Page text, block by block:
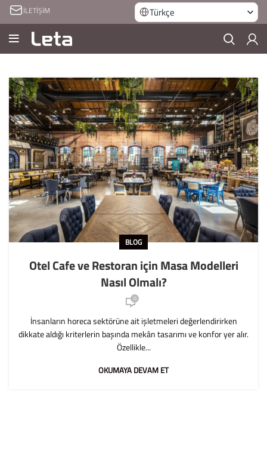
İLETİŞİM Türkçe
BLOG
Otel Cafe ve Restoran için Masa Modelleri
Nasıl Olmalı?
0
İnsanların horeca sektörüne ait işletmeleri değerlendirirken
dikkate aldığı kriterlerin başında mekân tasarımı ve konfor yer alır.
Özellikle...
OKUMAYA DEVAM ET